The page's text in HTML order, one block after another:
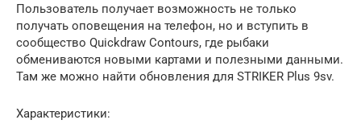
Пользователь получает возможность не только
получать оповещения на телефон, но и вступить в
сообщество Quickdraw Contours, где рыбаки
обмениваются новыми картами и полезными данными.
Там же можно найти обновления для STRIKER Plus 9sv.
Характеристики: